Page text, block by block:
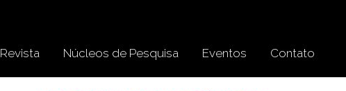
Revista Núcleos de Pesquisa Eventos Contato